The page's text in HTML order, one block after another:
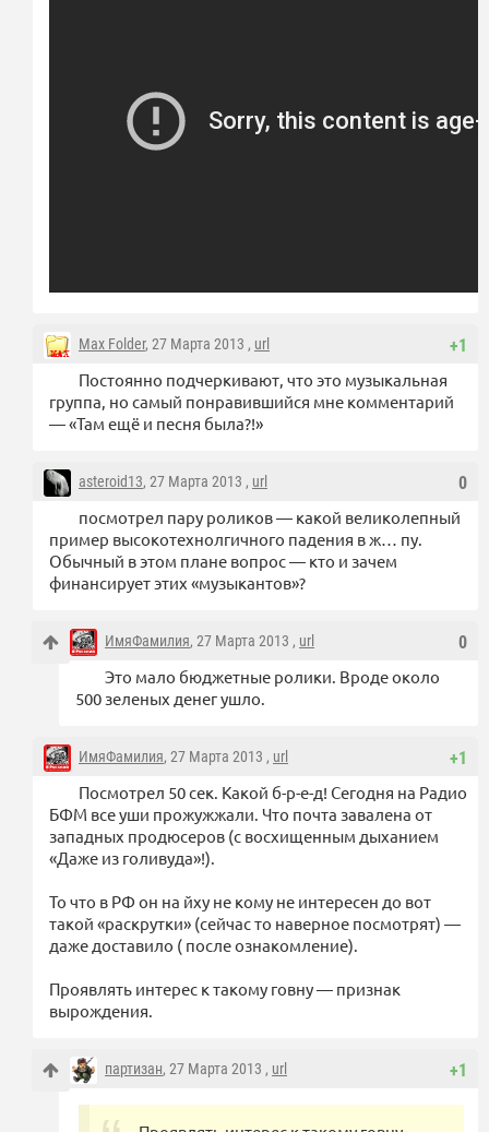
+1
Max Folder, 27 Марта 2013 , url
Постоянно подчеркивают, что это музыкальная
группа, но самый понравившийся мне комментарий
— «Там ещё и песня была?!»
0
asteroid13, 27 Марта 2013 , url
посмотрел пару роликов — какой великолепный
пример высокотехнолгичного падения в ж… пу.
Обычный в этом плане вопрос — кто и зачем
финансирует этих «музыкантов»?
0
ИмяФамилия, 27 Марта 2013 , url
Это мало бюджетные ролики. Вроде около
500 зеленых денег ушло.
+1
ИмяФамилия, 27 Марта 2013 , url
Посмотрел 50 сек. Какой б-р-е-д! Сегодня на Радио
БФМ все уши прожужжали. Что почта завалена от
западных продюсеров (с восхищенным дыханием
«Даже из голивуда»!).
То что в РФ он на йху не кому не интересен до вот
такой «раскрутки» (сейчас то наверное посмотрят) —
даже доставило ( после ознакомление).
Проявлять интерес к такому говну — признак
вырождения.
+1
партизан, 27 Марта 2013 , url